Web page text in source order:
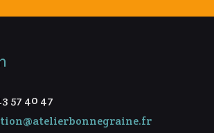
57 40 47